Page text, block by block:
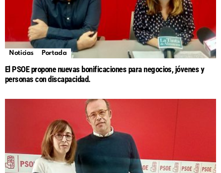
Noticias Portada
El PSOE propone nuevas bonificaciones para negocios, jóvenes y
personas con discapacidad.